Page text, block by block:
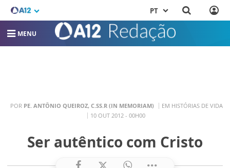
PT
MENU
POR PE. ANTÔNIO QUEIROZ, C.SS.R (IN MEMORIAM)
EM HISTÓRIAS DE VIDA
10 OUT 2012 - 00H00
Ser autêntico com Cristo